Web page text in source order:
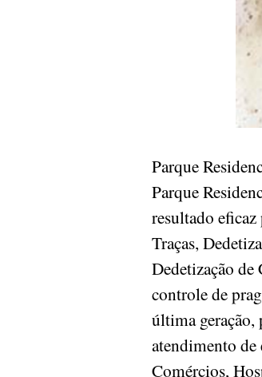
Parque
Parque
resultado eficaz
Traças,
Dedetização de
controle de
última geração,
atendimento de
Comércios,